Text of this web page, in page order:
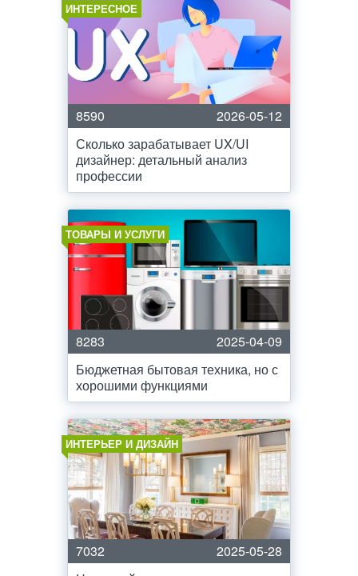
ИНТЕРЕСНОЕ
8590
2026-05-12
Сколько зарабатывает UX/UI
дизайнер: детальный анализ
профессии
ТОВАРЫ И УСЛУГИ
8283
2025-04-09
Бюджетная бытовая техника, но с
хорошими функциями
ИНТЕРЬЕР И ДИЗАЙН
7032
2025-05-28